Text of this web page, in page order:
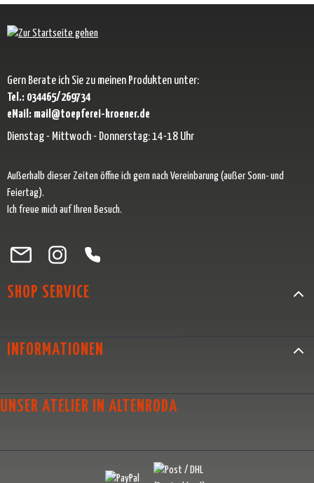
Gern Berate ich Sie zu meinen Produkten unter:
Tel.: 034465/269734
eMail: mail@toepferei-kroener.de
Dienstag - Mittwoch - Donnerstag: 14-18 Uhr
Außerhalb dieser Zeiten öffne ich gern nach Vereinbarung (außer Sonn- und
Feiertag).
Ich freue mich auf Ihren Besuch.
Besuche uns auf Facebook – öffnet in neuem Tab (externer Link)
Schau auf Instagram vorbei – öffnet in neuem Tab (externer Link)
Lass dich auf Pinterest inspirieren – öffnet in neuem Tab
Folge uns auf X – öffnet in neuem Tab (externer Link)
SHOP SERVICE
INFORMATIONEN
UNSER ATELIER IN ALTENRODA